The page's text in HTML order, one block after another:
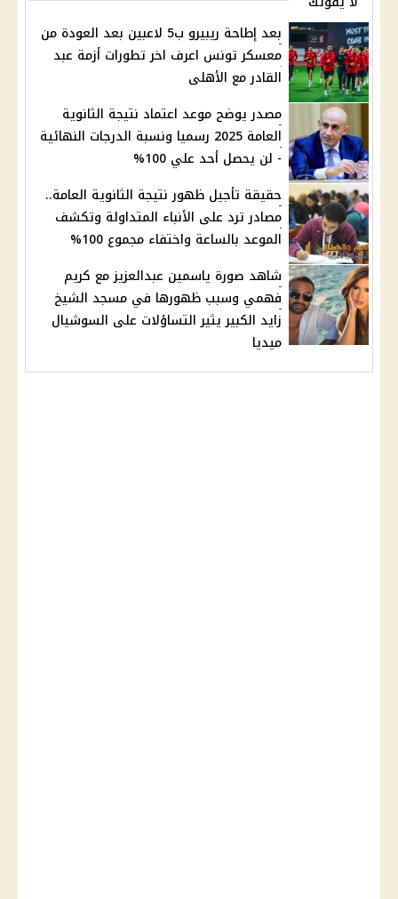
بعد إطاحة ريبيرو ب5 لاعبين بعد العودة من
معسكر تونس اعرف اخر تطورات أزمة عبد
القادر مع الأهلى
مصدر يوضح موعد اعتماد نتيجة الثانوية
العامة 2025 رسميا ونسبة الدرجات النهائية
- لن يحصل أحد علي 100%
حقيقة تأجيل ظهور نتيجة الثانوية العامة..
مصادر ترد على الأنباء المتداولة وتكشف
الموعد بالساعة واختفاء مجموع 100%
شاهد صورة ياسمين عبدالعزيز مع كريم
فهمي وسبب ظهورها في مسجد الشيخ
زايد الكبير يثير التساؤلات على السوشيال
ميديا